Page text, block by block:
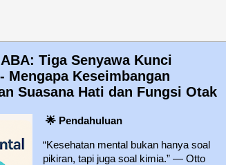
Tiga Senyawa Kunci
Mengapa Keseimbangan
Suasana Hati dan Fungsi Otak
🌟Pendahuluan
“Kesehatan mental bukan hanya soal
pikiran, tapi juga soal kimia.” — Otto